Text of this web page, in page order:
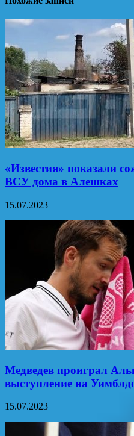
«Известия» показали
ВСУ дома в Алешках
15.07.2023
Медведев проиграл
выступление на
15.07.2023